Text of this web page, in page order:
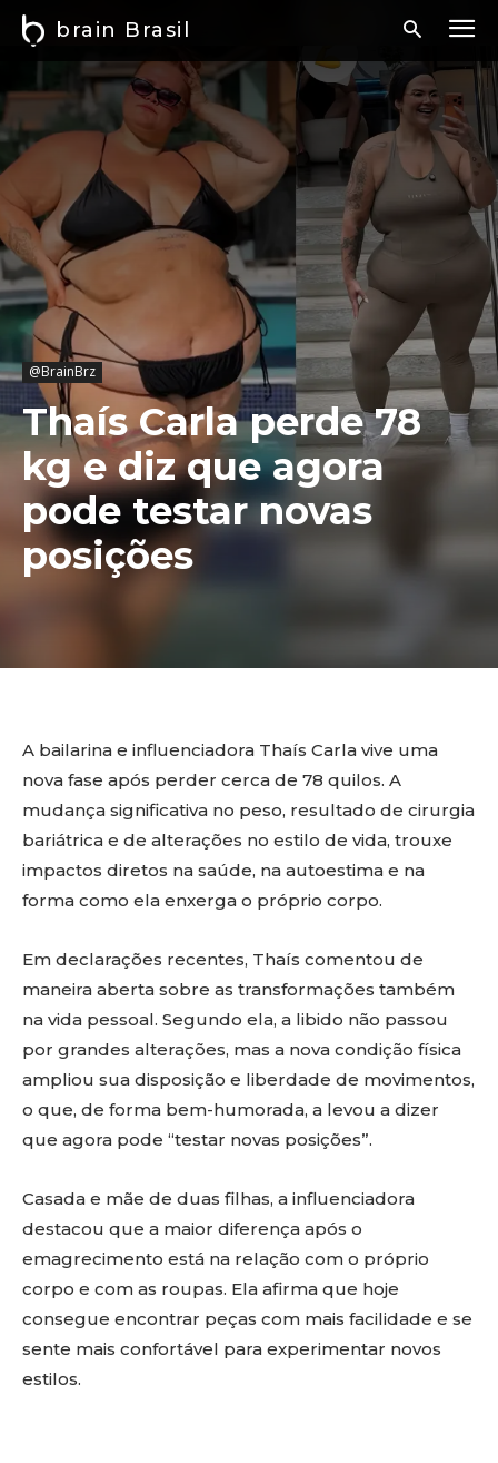
brain Brasil
@BrainBrz
Thaís Carla perde 78
kg e diz que agora
pode testar novas
posições
A bailarina e influenciadora Thaís Carla vive uma
nova fase após perder cerca de 78 quilos. A
mudança significativa no peso, resultado de cirurgia
bariátrica e de alterações no estilo de vida, trouxe
impactos diretos na saúde, na autoestima e na
forma como ela enxerga o próprio corpo.
Em declarações recentes, Thaís comentou de
maneira aberta sobre as transformações também
na vida pessoal. Segundo ela, a libido não passou
por grandes alterações, mas a nova condição física
ampliou sua disposição e liberdade de movimentos,
o que, de forma bem-humorada, a levou a dizer
que agora pode “testar novas posições”.
Casada e mãe de duas filhas, a influenciadora
destacou que a maior diferença após o
emagrecimento está na relação com o próprio
corpo e com as roupas. Ela afirma que hoje
consegue encontrar peças com mais facilidade e se
sente mais confortável para experimentar novos
estilos.